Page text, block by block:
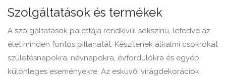
Szolgáltatások és termékek
A szolgáltatások palettája rendkívül sokszínű, lefedve az
élet minden fontos pillanatát. Készítenek alkalmi csokrokat
születésnapokra, névnapokra, évfordulókra és egyéb
különleges eseményekre. Az esküvői virágdekorációk